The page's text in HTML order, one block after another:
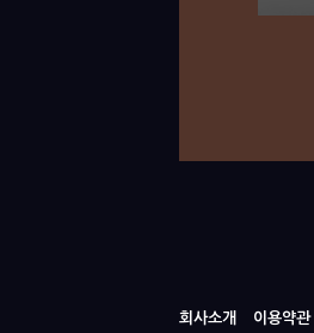
회사소개 이용약관